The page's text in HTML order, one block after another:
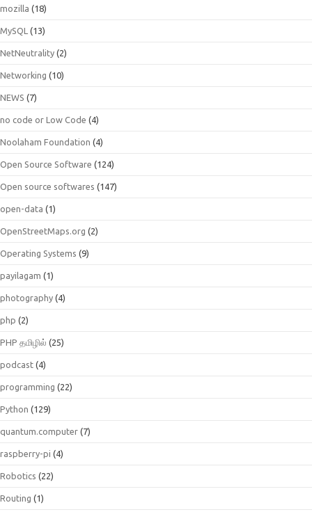
mozilla (18)
MySQL (13)
NetNeutrality (2)
Networking (10)
NEWS (7)
no code or Low Code (4)
Noolaham Foundation (4)
Open Source Software (124)
Open source softwares (147)
open-data (1)
OpenStreetMaps.org (2)
Operating Systems (9)
payilagam (1)
photography (4)
php (2)
PHP தமிழில் (25)
podcast (4)
programming (22)
Python (129)
quantum.computer (7)
raspberry-pi (4)
Robotics (22)
Routing (1)